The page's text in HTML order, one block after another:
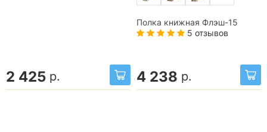
2 425 р.
Полка книжная Флэш-15
5 отзывов
4 238 р.